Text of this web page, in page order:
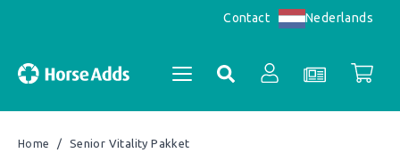
Contact Nederlands
Home / Senior Vitality Pakket